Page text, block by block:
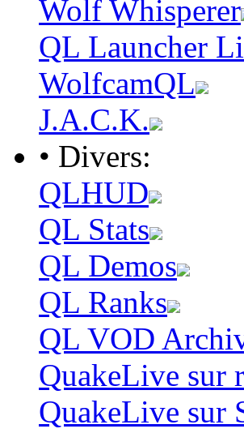
Wolf Whisperer
QL Launcher
WolfcamQL
J.A.C.K.
• Divers:
QLHUD
QL Stats
QL Demos
QL Ranks
QL VOD
QuakeLive sur
QuakeLive sur